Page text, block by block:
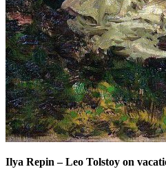
Ilya Repin –Leo Tolstoy on